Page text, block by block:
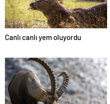
Canlı canlı yem oluyordu